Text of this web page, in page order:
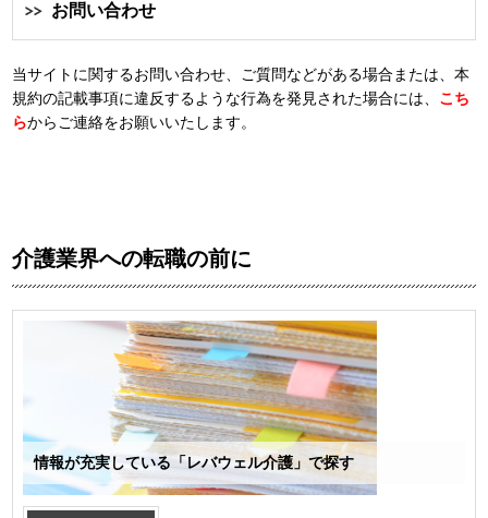
お問い合わせ
当サイトに関するお問い合わせ、ご質問などがある場合または、本
規約の記載事項に違反するような行為を発見された場合には、 こち
らからご連絡をお願いいたします。
介護業界への転職の前に
情報が充実している「レバウェル介護」で探す